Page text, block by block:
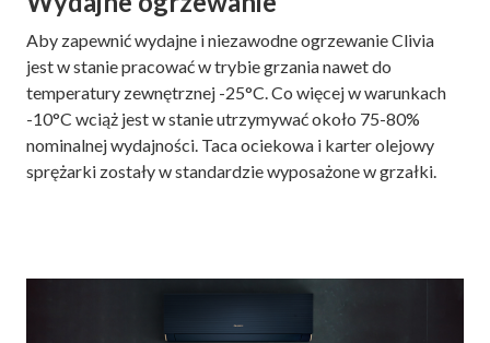
Aby zapewnić wydajne i niezawodne ogrzewanie Clivia
jest w stanie pracować w trybie grzania nawet do
temperatury zewnętrznej -25°C. Co więcej w warunkach
-10°C wciąż jest w stanie utrzymywać około 75-80%
nominalnej wydajności. Taca ociekowa i karter olejowy
sprężarki zostały w standardzie wyposażone w grzałki.